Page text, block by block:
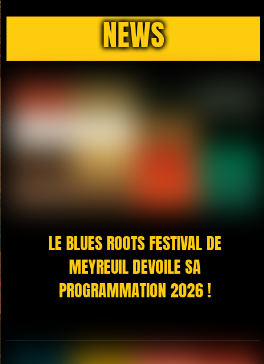
NEWS
LE BLUES ROOTS FESTIVAL DE
MEYREUIL DEVOILE SA
PROGRAMMATION 2026 !